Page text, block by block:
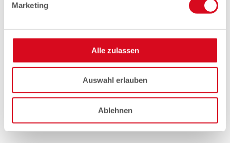
Marketing
Alle zulassen
Auswahl erlauben
Ablehnen